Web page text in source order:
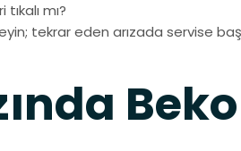
mı?
tekrar eden arızada servise